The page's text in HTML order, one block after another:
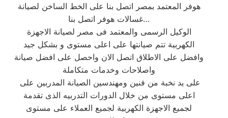
هوفر المعتمد بمصر اتصل بنا على الخط الساخن لصيانة
غسالات هوفر اتصل بنا…
الوكيل الرسمى والمعتمد فى مصر لصيانة الاجهزة
الكهربية تتم صيانتها على اعلى مستوى و بشكل جيد
وافضل على الاطلاق اتصل الان واحصل على افضل صيانة
واصلاحات وخدمات متكاملة
اعلى مستوى من خلال الدورات التدربيه الذى تقدمة
لجميع الاجهزة الكهربية لجميع العملاء على مستوى